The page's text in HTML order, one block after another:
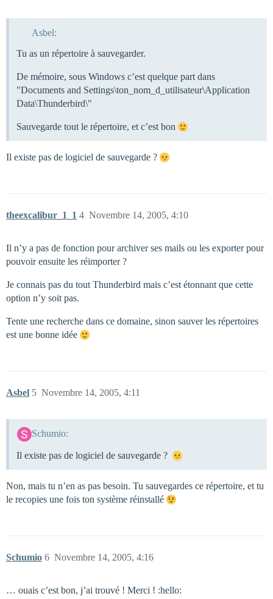
Asbel:
Tu as un répertoire à sauvegarder.
De mémoire, sous Windows c’est quelque part dans
"Documents and Settings\ton_nom_d_utilisateur\Application
Data\Thunderbird\"
Sauvegarde tout le répertoire, et c’est bon
Il existe pas de logiciel de sauvegarde ?
theexcalibur_1_1 Novembre 14, 2005, 4:10
4
Il n’y a pas de fonction pour archiver ses mails ou les exporter pour
pouvoir ensuite les réimporter ?
Je connais pas du tout Thunderbird mais c’est étonnant que cette
option n’y soit pas.
Tente une recherche dans ce domaine, sinon sauver les répertoires
est une bonne idée
Asbel Novembre 14, 2005, 4:11
5
Schumio:
Il existe pas de logiciel de sauvegarde ?
Non, mais tu n’en as pas besoin. Tu sauvegardes ce répertoire, et tu
le recopies une fois ton système réinstallé
Schumio Novembre 14, 2005, 4:16
6
… ouais c’est bon, j’ai trouvé ! Merci ! :hello: